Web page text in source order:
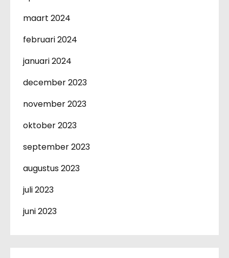
maart 2024
februari 2024
januari 2024
december 2023
november 2023
oktober 2023
september 2023
augustus 2023
juli 2023
juni 2023